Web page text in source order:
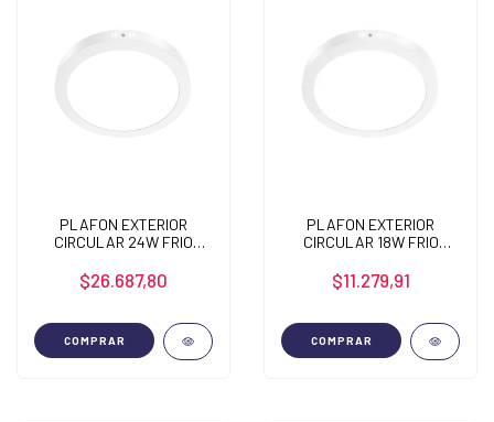
PLAFON EXTERIOR
CIRCULAR 24W FRIO
$26.687,80
COMPRAR
PLAFON EXTERIOR
CIRCULAR 18W FRIO
$11.279,91
COMPRAR